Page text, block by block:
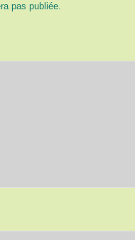
pas publiée.